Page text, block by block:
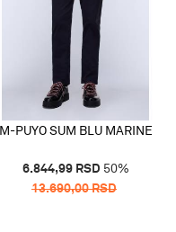
M-PUYO SUM BLU MARINE
6.844,99 RSD 50%
13.690,00RSD